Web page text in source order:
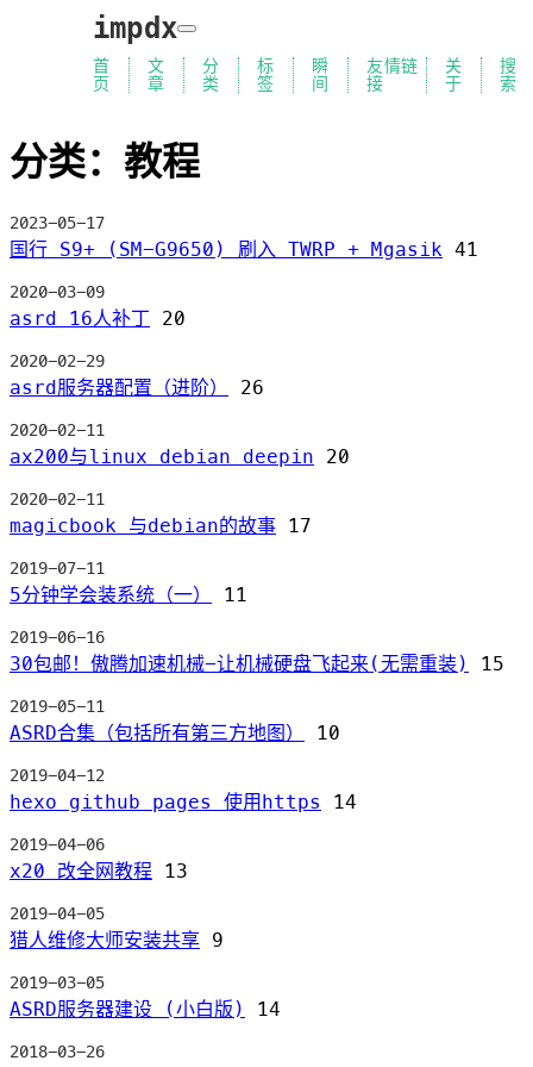
impdx
首
页
文
章
分
类
标
签
瞬
间
友情链
接
关
于
搜
索
分类：教程
2023-05-17
国行 S9+ (SM-G9650) 刷入 TWRP + Mgasik 41
2020-03-09
asrd 16人补丁 20
2020-02-29
asrd服务器配置（进阶） 26
2020-02-11
ax200与linux debian deepin 20
2020-02-11
magicbook 与debian的故事 17
2019-07-11
5分钟学会装系统（一） 11
2019-06-16
30包邮！傲腾加速机械-让机械硬盘飞起来(无需重装) 15
2019-05-11
ASRD合集（包括所有第三方地图） 10
2019-04-12
hexo github pages 使用https 14
2019-04-06
x20 改全网教程 13
2019-04-05
猎人维修大师安装共享 9
2019-03-05
ASRD服务器建设 (小白版) 14
2018-03-26